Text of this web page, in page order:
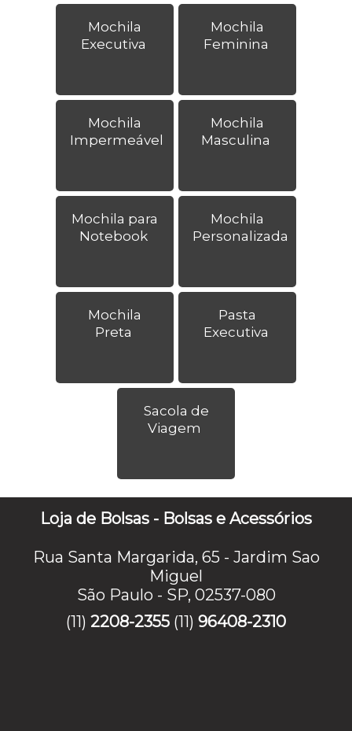
Mochila
Executiva
Mochila
Feminina
Mochila
Impermeável
Mochila
Masculina
Mochila para
Notebook
Mochila
Personalizada
Mochila
Preta
Pasta
Executiva
Sacola de
Viagem
Loja de Bolsas - Bolsas e Acessórios
Rua Santa Margarida, 65 - Jardim Sao
Miguel
São Paulo - SP, 02537-080
(11) 2208-2355 (11) 96408-2310